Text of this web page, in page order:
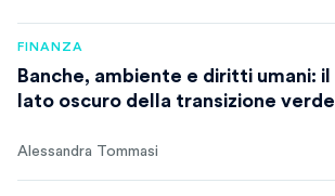
FINANZA
Banche, ambiente e diritti umani: il
lato oscuro della transizione verde
Alessandra Tommasi